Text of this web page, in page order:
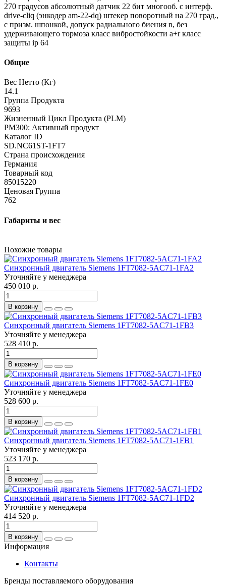
270 градусов абсолютный датчик 22 бит многооб. с интерф.
drive-cliq (энкодер am-22-dq) штекер поворотный на 270 град.,
с призм. шпонкой, допуск радиального биения n, без
удерживающего тормоза класс вибростойкости a+r класс
защиты ip 64
Общие
Вес Нетто (Кг)
14.1
Группа Продукта
9693
Жизненный Цикл Продукта (PLM)
PM300: Активный продукт
Каталог ID
SD.NC61ST-1FT7
Страна происхождения
Германия
Товарный код
85015220
Ценовая Группа
762
Габариты и вес
Похожие товары
Синхронный двигатель Siemens 1FT7082-5AC71-1FA2
Уточняйте у менеджера
450 010 р.
В корзину
Синхронный двигатель Siemens 1FT7082-5AC71-1FB3
Уточняйте у менеджера
528 410 р.
В корзину
Синхронный двигатель Siemens 1FT7082-5AC71-1FE0
Уточняйте у менеджера
528 600 р.
В корзину
Синхронный двигатель Siemens 1FT7082-5AC71-1FB1
Уточняйте у менеджера
523 170 р.
В корзину
Синхронный двигатель Siemens 1FT7082-5AC71-1FD2
Уточняйте у менеджера
414 520 р.
В корзину
Информация
Контакты
Бренды поставляемого оборудования